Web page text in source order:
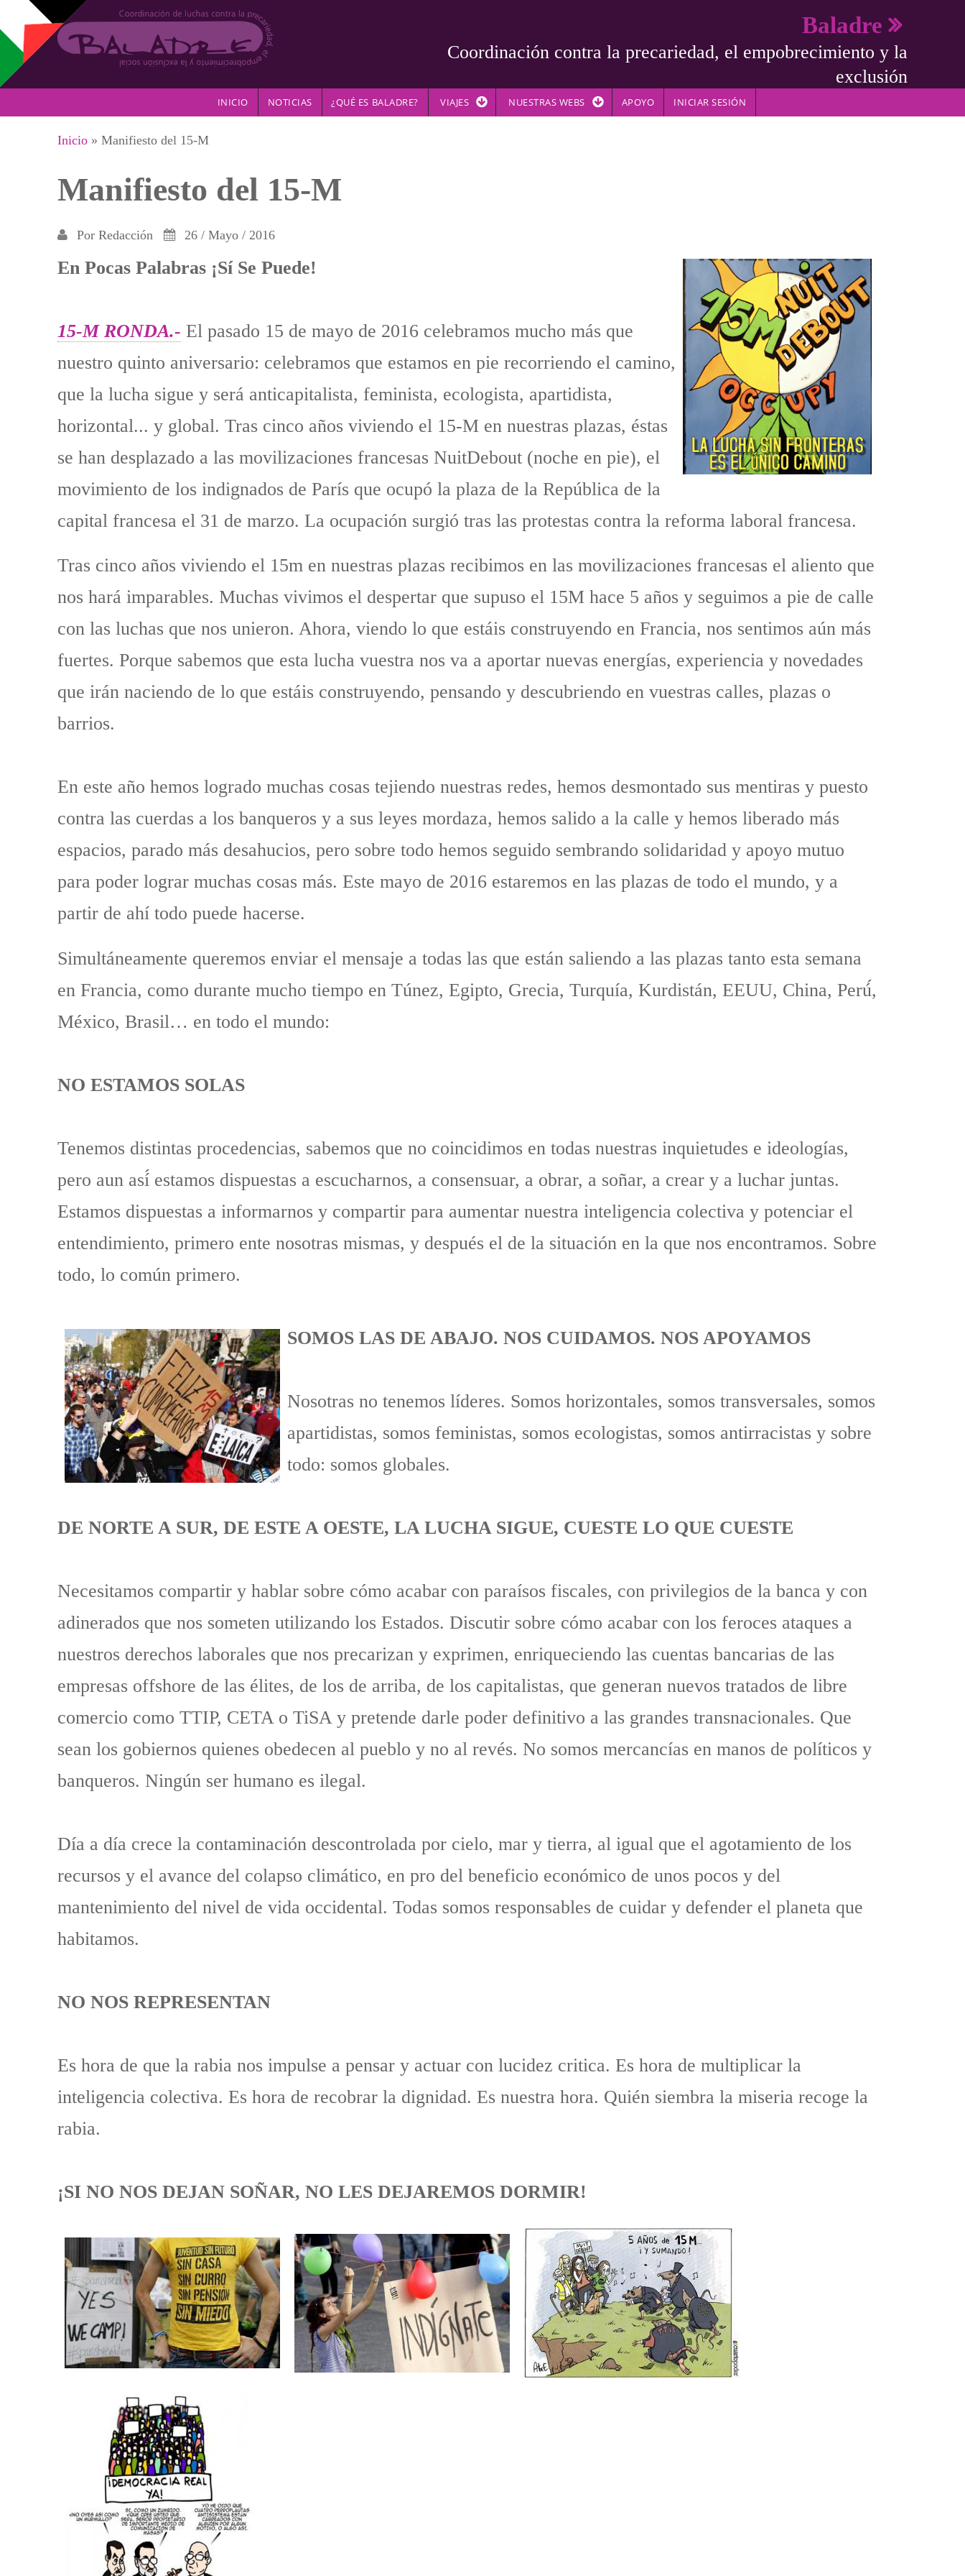
Pasar al contenido principal
Baladre
Coordinación contra la precariedad, el empobrecimiento y la
exclusión
INICIO NOTICIAS ¿QUÉ ES BALADRE? VIAJES NUESTRAS WEBS APOYO INICIAR SESIÓN
Se encuentra usted aquí
Inicio » Manifiesto del 15-M
Manifiesto del 15-M
Por Redacción 26 / Mayo / 2016
En Pocas Palabras ¡Sí Se Puede!
15-M RONDA.- El pasado 15 de mayo de 2016 celebramos mucho más que
nuestro quinto aniversario: celebramos que estamos en pie recorriendo el camino,
que la lucha sigue y será anticapitalista, feminista, ecologista, apartidista,
horizontal... y global. Tras cinco años viviendo el 15-M en nuestras plazas, éstas
se han desplazado a las movilizaciones francesas NuitDebout (noche en pie), el
movimiento de los indignados de París que ocupó la plaza de la República de la
capital francesa el 31 de marzo. La ocupación surgió tras las protestas contra la reforma laboral francesa.
Tras cinco años viviendo el 15m en nuestras plazas recibimos en las movilizaciones francesas el aliento que
nos hará imparables. Muchas vivimos el despertar que supuso el 15M hace 5 años y seguimos a pie de calle
con las luchas que nos unieron. Ahora, viendo lo que estáis construyendo en Francia, nos sentimos aún más
fuertes. Porque sabemos que esta lucha vuestra nos va a aportar nuevas energías, experiencia y novedades
que irán naciendo de lo que estáis construyendo, pensando y descubriendo en vuestras calles, plazas o
barrios.
En este año hemos logrado muchas cosas tejiendo nuestras redes, hemos desmontado sus mentiras y puesto
contra las cuerdas a los banqueros y a sus leyes mordaza, hemos salido a la calle y hemos liberado más
espacios, parado más desahucios, pero sobre todo hemos seguido sembrando solidaridad y apoyo mutuo
para poder lograr muchas cosas más. Este mayo de 2016 estaremos en las plazas de todo el mundo, y a
partir de ahí todo puede hacerse.
Simultáneamente queremos enviar el mensaje a todas las que están saliendo a las plazas tanto esta semana
en Francia, como durante mucho tiempo en Túnez, Egipto, Grecia, Turquía, Kurdistán, EEUU, China, Perú́,
México, Brasil… en todo el mundo:
NO ESTAMOS SOLAS
Tenemos distintas procedencias, sabemos que no coincidimos en todas nuestras inquietudes e ideologías,
pero aun así́ estamos dispuestas a escucharnos, a consensuar, a obrar, a soñar, a crear y a luchar juntas.
Estamos dispuestas a informarnos y compartir para aumentar nuestra inteligencia colectiva y potenciar el
entendimiento, primero ente nosotras mismas, y después el de la situación en la que nos encontramos. Sobre
todo, lo común primero.
SOMOS LAS DE ABAJO. NOS CUIDAMOS. NOS APOYAMOS
Nosotras no tenemos líderes. Somos horizontales, somos transversales, somos
apartidistas, somos feministas, somos ecologistas, somos antirracistas y sobre
todo: somos globales.
DE NORTE A SUR, DE ESTE A OESTE, LA LUCHA SIGUE, CUESTE LO QUE CUESTE
Necesitamos compartir y hablar sobre cómo acabar con paraísos fiscales, con privilegios de la banca y con
adinerados que nos someten utilizando los Estados. Discutir sobre cómo acabar con los feroces ataques a
nuestros derechos laborales que nos precarizan y exprimen, enriqueciendo las cuentas bancarias de las
empresas offshore de las élites, de los de arriba, de los capitalistas, que generan nuevos tratados de libre
comercio como TTIP, CETA o TiSA y pretende darle poder definitivo a las grandes transnacionales. Que
sean los gobiernos quienes obedecen al pueblo y no al revés. No somos mercancías en manos de políticos y
banqueros. Ningún ser humano es ilegal.
Día a día crece la contaminación descontrolada por cielo, mar y tierra, al igual que el agotamiento de los
recursos y el avance del colapso climático, en pro del beneficio económico de unos pocos y del
mantenimiento del nivel de vida occidental. Todas somos responsables de cuidar y defender el planeta que
habitamos.
NO NOS REPRESENTAN
Es hora de que la rabia nos impulse a pensar y actuar con lucidez critica. Es hora de multiplicar la
inteligencia colectiva. Es hora de recobrar la dignidad. Es nuestra hora. Quién siembra la miseria recoge la
rabia.
¡SI NO NOS DEJAN SOÑAR, NO LES DEJAREMOS DORMIR!